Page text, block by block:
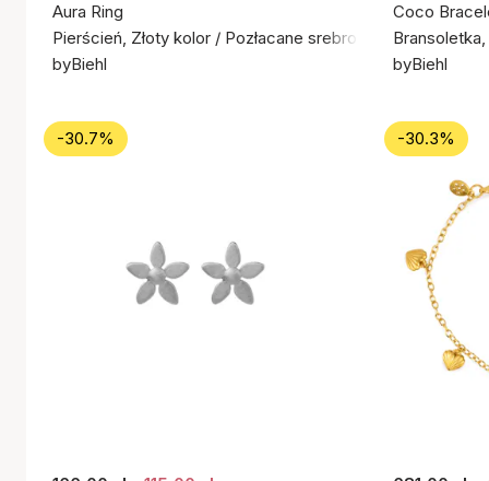
Aura Ring
Pierścień, Złoty kolor / Pozłacane srebro próby 925
byBiehl
Coco
byBiehl
-30.7% -30.3%